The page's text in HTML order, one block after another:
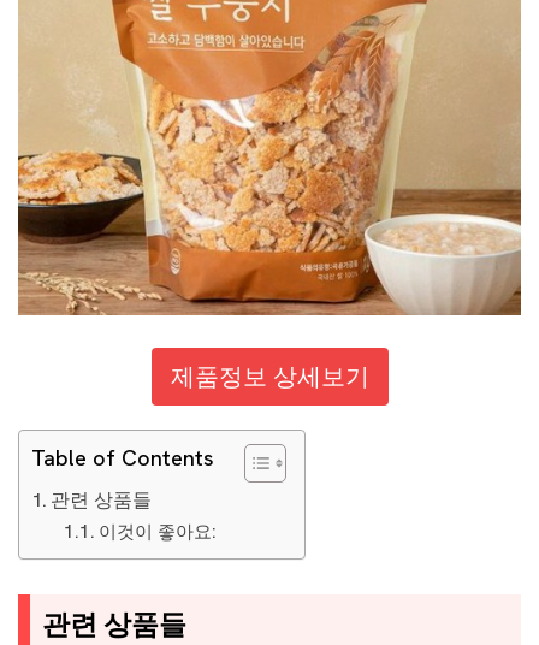
제품정보 상세보기
Table of Contents
관련 상품들
이것이 좋아요:
관련 상품들